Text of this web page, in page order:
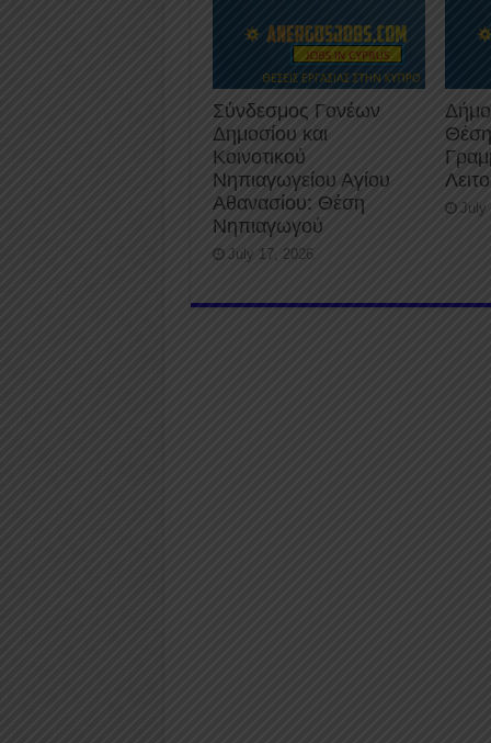
Σύνδεσμος Γονέων
Δημοσίου και
Κοινοτικού
Νηπιαγωγείου Αγίου
Αθανασίου: Θέση
Νηπιαγωγού
July 17, 2026
July